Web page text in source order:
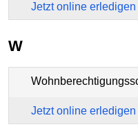
Jetzt online erledigen
W
Jetzt online erledigen